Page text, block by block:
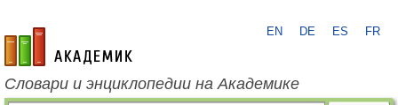
academic.ru
EN DE ES FR
Словари и энциклопедии на Академике